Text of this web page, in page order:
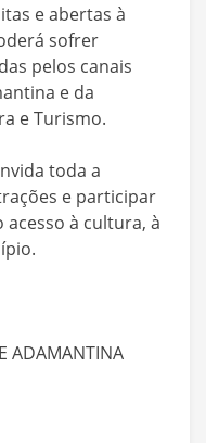
e abertas à
sofrer
pelos canais
e da
e Turismo.
toda a
e participar
à cultura, à
ADAMANTINA